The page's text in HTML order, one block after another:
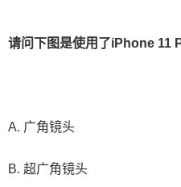
请问下图是使用了iPhone 11
A. 广角镜头
B. 超广角镜头